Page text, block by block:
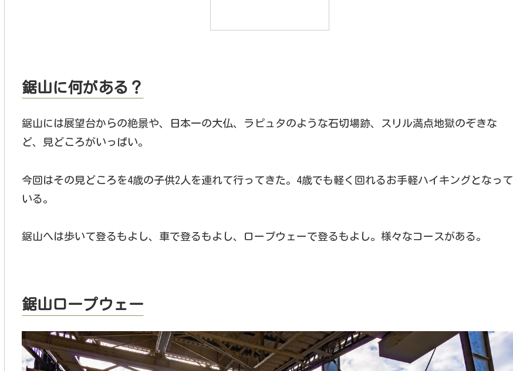
鋸山に何がある？
鋸山には展望台からの絶景や、日本一の大仏、ラピュタのような石切場跡、スリル満点地獄のぞきな
ど、見どころがいっぱい。
今回はその見どころを4歳の子供2人を連れて行ってきた。4歳でも軽く回れるお手軽ハイキングとなって
いる。
鋸山へは歩いて登るもよし、車で登るもよし、ロープウェーで登るもよし。様々なコースがある。
鋸山ロープウェー